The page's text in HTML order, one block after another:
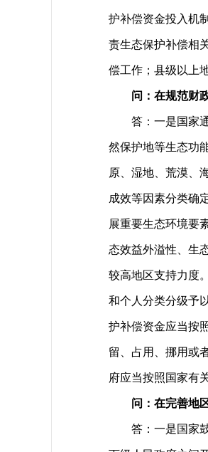
护补偿资金投入机
责生态保护补偿相
偿工作；县级以上
问：在规范财
答：一是国家
然保护地等生态功
原、湿地、荒漠、
成效等因素分类确
展重要生态环境要
态效益外溢性、生
较高地区支持力度
和个人分类分级予
护补偿资金应当按
留、占用、挪用或
府应当按照国家有
问：在完善地
答：一是国家